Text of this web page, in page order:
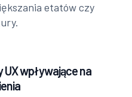
etatów czy
wpływające na